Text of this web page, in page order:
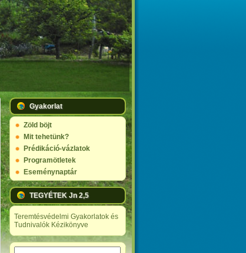
Gyakorlat
Zöld böjt
Mit tehetünk?
Prédikáció-vázlatok
Programötletek
Eseménynaptár
TEGYÉTEK Jn 2,5
Teremtésvédelmi Gyakorlatok és
Tudnivalók Kézikönyve